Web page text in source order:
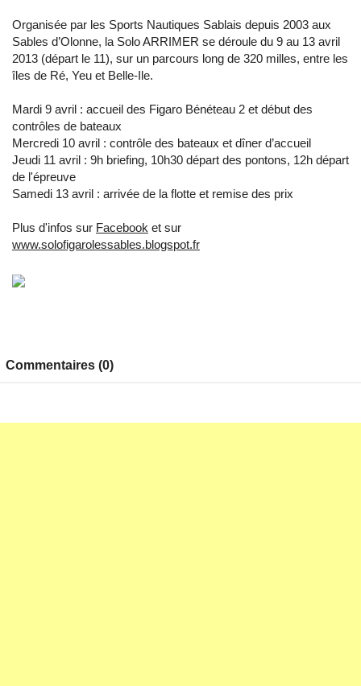
Organisée par les Sports Nautiques Sablais depuis 2003 aux
Sables d’Olonne, la Solo ARRIMER se déroule du 9 au 13 avril
2013 (départ le 11), sur un parcours long de 320 milles, entre les
îles de Ré, Yeu et Belle-Ile.
Mardi 9 avril : accueil des Figaro Bénéteau 2 et début des
contrôles de bateaux
Mercredi 10 avril : contrôle des bateaux et dîner d’accueil
Jeudi 11 avril : 9h briefing, 10h30 départ des pontons, 12h départ
de l'épreuve
Samedi 13 avril : arrivée de la flotte et remise des prix
Plus d'infos sur Facebook et sur
www.solofigarolessables.blogspot.fr
Commentaires (0)